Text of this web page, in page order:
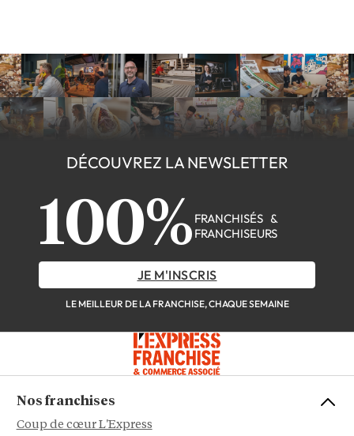
DÉCOUVREZ LA NEWSLETTER
100% FRANCHISÉS &
FRANCHISEURS
JE M'INSCRIS
LE MEILLEUR DE LA FRANCHISE, CHAQUE SEMAINE
Nos franchises
Coup de cœur L'Express